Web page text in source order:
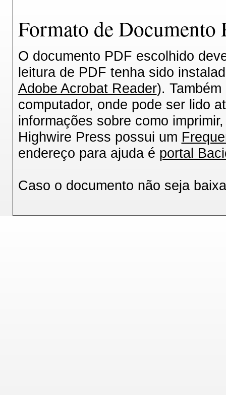
Formato de
O documento PDF escolhido
leitura de PDF tenha sido
Adobe Acrobat Reader).
computador, onde pode ser lido
informações sobre como
Highwire Press possui um
endereço para ajuda é portal
Caso o documento não seja